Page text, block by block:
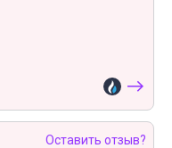
Оставить отзыв?